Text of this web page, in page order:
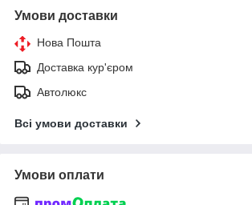
Умови доставки
Нова Пошта
Доставка кур'єром
Автолюкс
Всі умови доставки
Умови оплати